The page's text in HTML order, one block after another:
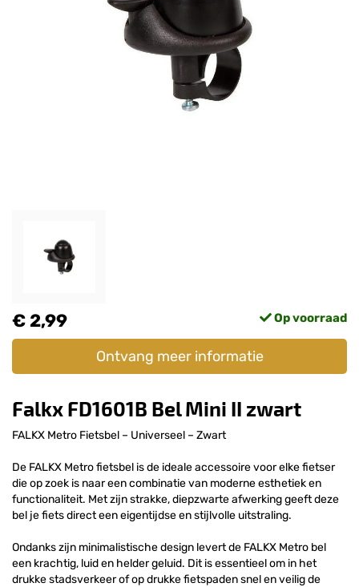
€ 2,99 Op voorraad
Ontvang meer informatie
Falkx FD1601B Bel Mini II zwart
FALKX Metro Fietsbel – Universeel – Zwart
De FALKX Metro fietsbel is de ideale accessoire voor elke fietser
die op zoek is naar een combinatie van moderne esthetiek en
functionaliteit. Met zijn strakke, diepzwarte afwerking geeft deze
bel je fiets direct een eigentijdse en stijlvolle uitstraling.
Ondanks zijn minimalistische design levert de FALKX Metro bel
een krachtig, luid en helder geluid. Dit is essentieel om in het
drukke stadsverkeer of op drukke fietspaden snel en veilig de